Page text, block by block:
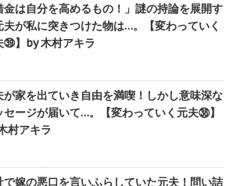
金は自分を高めるもの！」謎の持論を展開す
夫が私に突きつけた物は…。【変わっていく
㊴】by 木村アキラ
が家を出ていき自由を満喫！しかし意味深な
セージが届いて…。【変わっていく元夫㊳】
村アキラ
で嫁の悪口を言いふらしていた元夫！問い詰